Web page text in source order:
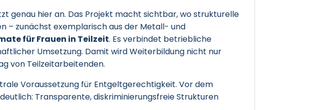
genau hier an. Das Projekt macht sichtbar, wo strukturelle
– zunächst exemplarisch aus der Metall- und
für Frauen in Teilzeit. Es verbindet betriebliche
Umsetzung. Damit wird Weiterbildung nicht nur
von Teilzeitarbeitenden.
Voraussetzung für Entgeltgerechtigkeit. Vor dem
Transparente, diskriminierungsfreie Strukturen